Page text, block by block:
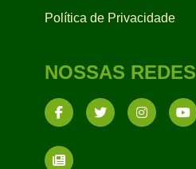
Política de Privacidade
NOSSAS REDES